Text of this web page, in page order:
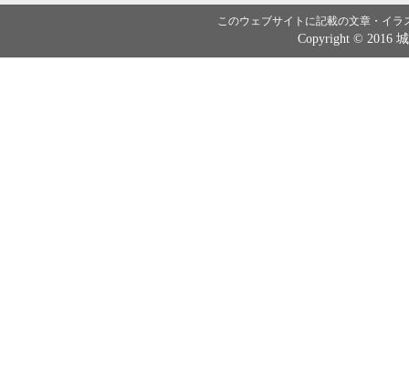
このウェブサイトに記載の文章・イ
Copyright © 2016